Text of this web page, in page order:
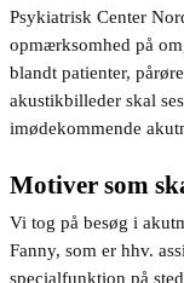
Psykiatrisk Center
opmærksomhed på
blandt patienter,
akustikbilleder skal
imødekommende
Motiver som
Vi tog på besøg i
Fanny, som er hhv.
specialfunktion på